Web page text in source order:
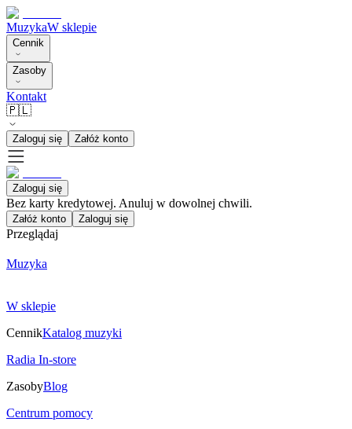
MuzykaW sklepie
Cennik
Zasoby
Kontakt
🇵🇱
Zaloguj się Załóż konto
Zaloguj się
Bez karty kredytowej. Anuluj w dowolnej chwili.
Załóż konto Zaloguj się
Przeglądaj
Muzyka
W sklepie
CennikKatalog muzyki
Radia In-store
ZasobyBlog
Centrum pomocy